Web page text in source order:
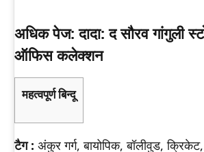
अधिक पेज: दादा: द सौरव गांगुली
ऑफिस कलेक्शन
महत्वपूर्ण बिन्दू
टैग : अंकुर गर्ग, बायोपिक, बॉलीवुड,